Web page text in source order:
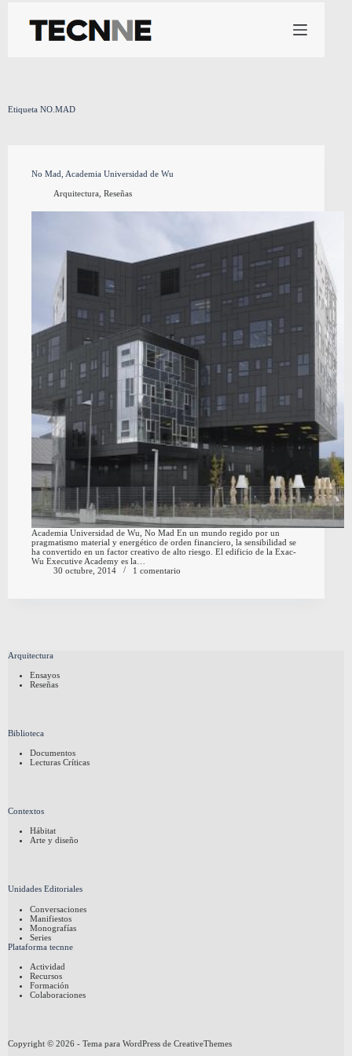
contenido
Etiqueta NO.MAD
No Mad, Academia Universidad de Wu
Arquitectura, Reseñas
Academia Universidad de Wu, No Mad En un mundo regido por un
pragmatismo material y energético de orden financiero, la sensibilidad se
ha convertido en un factor creativo de alto riesgo. El edificio de la Exac-
Wu Executive Academy es la…
30 octubre, 2014
1 comentario
Arquitectura
Ensayos
Reseñas
Biblioteca
Documentos
Lecturas Críticas
Contextos
Hábitat
Arte y diseño
Unidades Editoriales
Conversaciones
Manifiestos
Monografías
Series
Plataforma tecnne
Actividad
Recursos
Formación
Colaboraciones
Copyright © 2026 - Tema para WordPress de CreativeThemes